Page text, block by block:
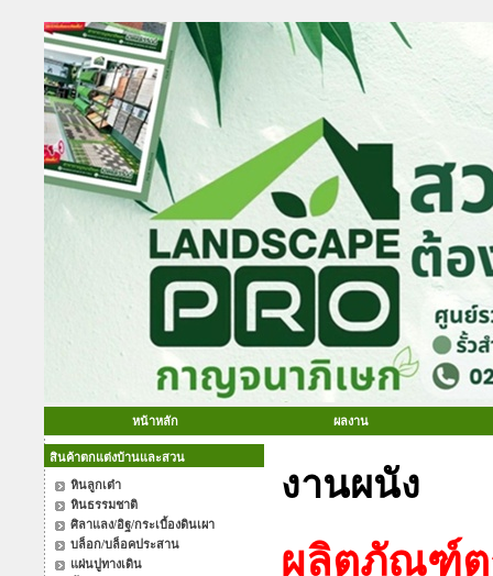
หน้าหลัก ผลงาน
สินค้าตกแต่งบ้านและสวน
หินลูกเต๋า
หินธรรมชาติ
ศิลาแลง/อิฐ/กระเบื้องดินเผา
บล็อก/บล็อคประสาน
แผ่นปูทางเดิน
งานผนัง
ผลิตภัณฑ์ต